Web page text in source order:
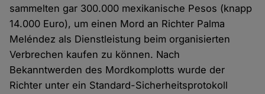
sammelten gar 300.000 mexikanische Pesos (knapp
14.000 Euro), um einen Mord an Richter Palma
Meléndez als Dienstleistung beim organisierten
Verbrechen kaufen zu können. Nach
Bekanntwerden des Mordkomplotts wurde der
Richter unter ein Standard-Sicherheitsprotokoll